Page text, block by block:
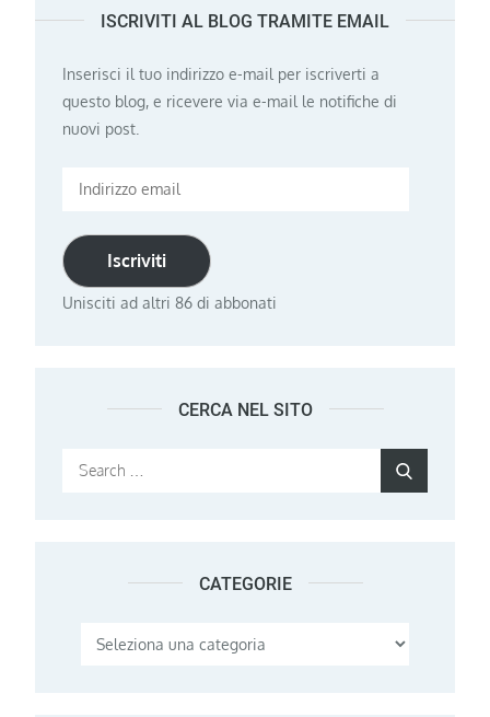
ISCRIVITI AL BLOG TRAMITE EMAIL
Inserisci il tuo indirizzo e-mail per iscriverti a
questo blog, e ricevere via e-mail le notifiche di
nuovi post.
Indirizzo
Iscriviti
Unisciti ad altri 86 di abbonati
CERCA NEL SITO
Search
CATEGORIE
Categorie